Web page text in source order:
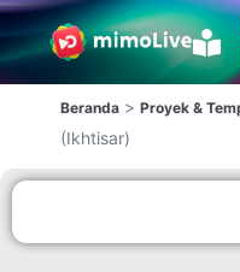
Beranda > Proyek &
(Ikhtisar)